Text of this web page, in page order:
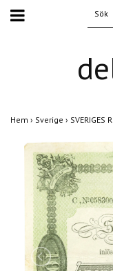
Hem › Sverige › SVERIGES